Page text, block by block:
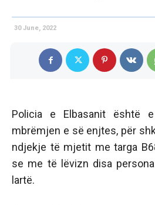
30 June, 2022
Policia e Elbasanit është
mbrëmjen e së enjtes, për
ndjekje të mjetit me targa
se me të lëvizn disa
lartë.